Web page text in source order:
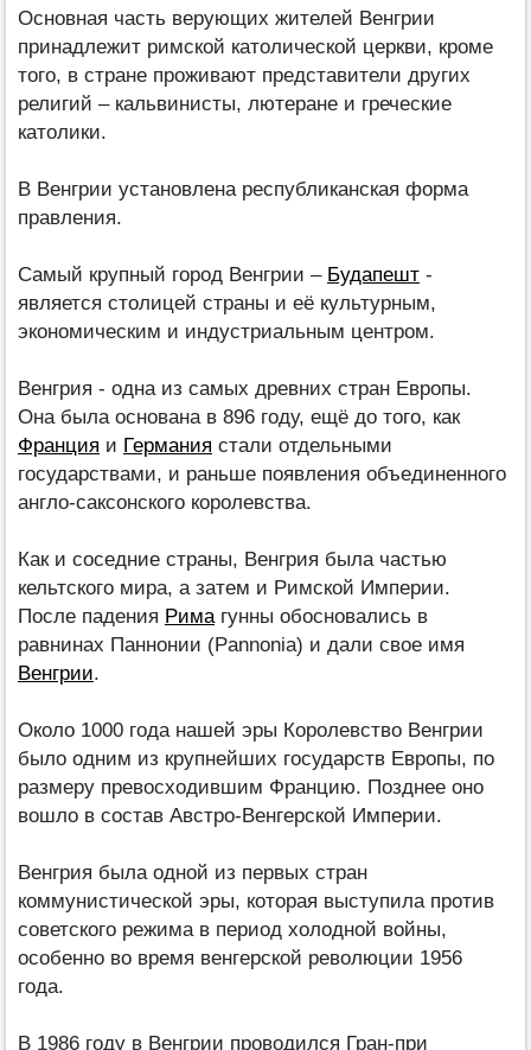
Основная часть верующих жителей Венгрии
принадлежит римской католической церкви, кроме
того, в стране проживают представители других
религий – кальвинисты, лютеране и греческие
католики.
В Венгрии установлена республиканская форма
правления.
Самый крупный город Венгрии – Будапешт -
является столицей страны и её культурным,
экономическим и индустриальным центром.
Венгрия - одна из самых древних стран Европы.
Она была основана в 896 году, ещё до того, как
Франция и Германия стали отдельными
государствами, и раньше появления объединенного
англо-саксонского королевства.
Как и соседние страны, Венгрия была частью
кельтского мира, а затем и Римской Империи.
После падения Рима гунны обосновались в
равнинах Паннонии (Pannonia) и дали свое имя
Венгрии.
Около 1000 года нашей эры Королевство Венгрии
было одним из крупнейших государств Европы, по
размеру превосходившим Францию. Позднее оно
вошло в состав Австро-Венгерской Империи.
Венгрия была одной из первых стран
коммунистической эры, которая выступила против
советского режима в период холодной войны,
особенно во время венгерской революции 1956
года.
В 1986 году в Венгрии проводился Гран-при